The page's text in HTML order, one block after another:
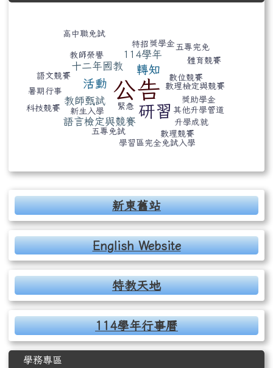
高中職免試
教師榮譽
十二年國教
114學年
特招 獎學金 五專完免
轉知
體育競賽
語文競賽
活動 公告 數理檢定與競賽
數位競賽
暑期行事
科技競賽
教師甄試
新生入學
緊急 研習 其他升學管道
獎助學金
語言檢定與競賽
五專免試
學習區完全免試入學
數理競賽
升學成就
右邊區域內容
新東舊站
English Website
特教天地
114學年行事曆
學務專區